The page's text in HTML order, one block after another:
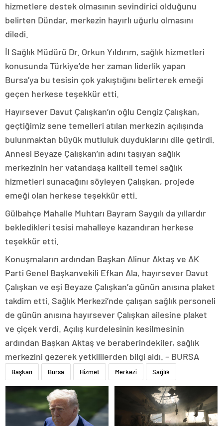
hizmetlere destek olmasının sevindirici olduğunu
belirten Dündar, merkezin hayırlı uğurlu olmasını
diledi.
İl Sağlık Müdürü Dr. Orkun Yıldırım, sağlık hizmetleri
konusunda Türkiye’de her zaman liderlik yapan
Bursa’ya bu tesisin çok yakıştığını belirterek emeği
geçen herkese teşekkür etti.
Hayırsever Davut Çalışkan’ın oğlu Cengiz Çalışkan,
geçtiğimiz sene temelleri atılan merkezin açılışında
bulunmaktan büyük mutluluk duyduklarını dile getirdi.
Annesi Beyaze Çalışkan’ın adını taşıyan sağlık
merkezinin her vatandaşa kaliteli temel sağlık
hizmetleri sunacağını söyleyen Çalışkan, projede
emeği olan herkese teşekkür etti.
Gülbahçe Mahalle Muhtarı Bayram Saygılı da yıllardır
bekledikleri tesisi mahalleye kazandıran herkese
teşekkür etti.
Konuşmaların ardından Başkan Alinur Aktaş ve AK
Parti Genel Başkanvekili Efkan Ala, hayırsever Davut
Çalışkan ve eşi Beyaze Çalışkan’a günün anısına plaket
takdim etti. Sağlık Merkezi’nde çalışan sağlık personeli
de günün anısına hayırsever Çalışkan ailesine plaket
ve çiçek verdi. Açılış kurdelesinin kesilmesinin
ardından Başkan Aktaş ve beraberindekiler, sağlık
merkezini gezerek yetkililerden bilgi aldı. – BURSA
Başkan Bursa Hizmet Merkezi Sağlık